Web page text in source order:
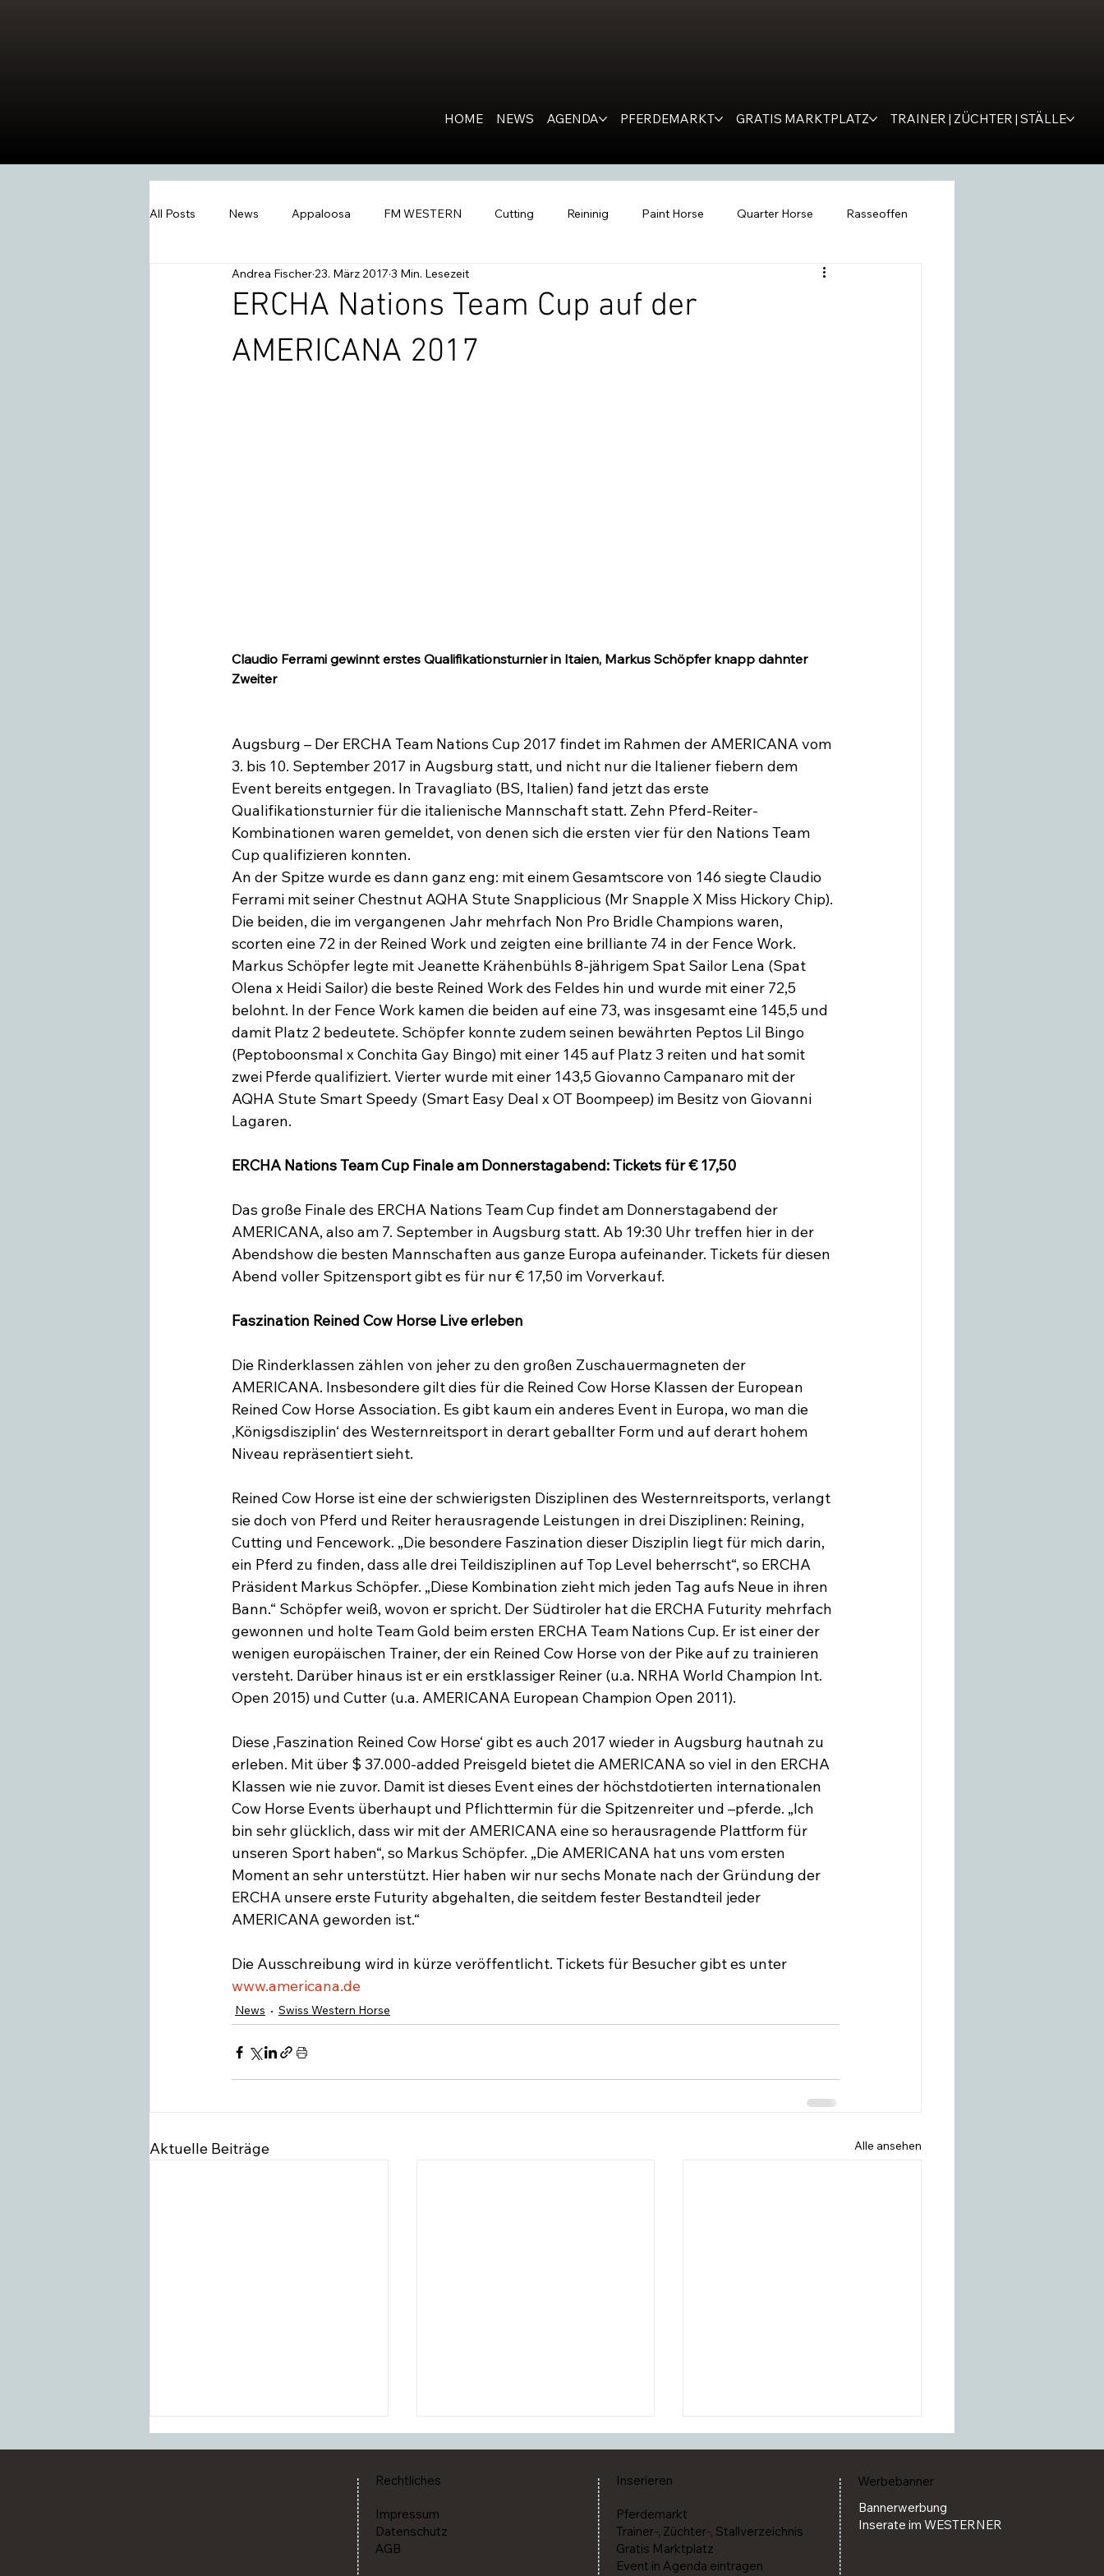
HOME NEWS AGENDA PFERDEMARKT GRATIS MARKTPLATZ TRAINER | ZÜCHTER | STÄLLE
All Posts News Appaloosa FM WESTERN Cutting Reininig Paint Horse Quarter Horse Rasseoffen
Wissen Swiss Western Horse Ranch Horse WESTERNER
Extreme Trail Western People Inside the Barn
ERCHA Nations Team Cup auf der
AMERICANA 2017
Andrea Fischer 23. März 2017 3 Min. Lesezeit
Claudio Ferrami gewinnt erstes Qualifikationsturnier in Itaien, Markus Schöpfer knapp dahnter
Zweiter
Augsburg – Der ERCHA Team Nations Cup 2017 findet im Rahmen der AMERICANA vom
3. bis 10. September 2017 in Augsburg statt, und nicht nur die Italiener fiebern dem
Event bereits entgegen. In Travagliato (BS, Italien) fand jetzt das erste
Qualifikationsturnier für die italienische Mannschaft statt. Zehn Pferd-Reiter-
Kombinationen waren gemeldet, von denen sich die ersten vier für den Nations Team
Cup qualifizieren konnten.
An der Spitze wurde es dann ganz eng: mit einem Gesamtscore von 146 siegte Claudio
Ferrami mit seiner Chestnut AQHA Stute Snapplicious (Mr Snapple X Miss Hickory Chip).
Die beiden, die im vergangenen Jahr mehrfach Non Pro Bridle Champions waren,
scorten eine 72 in der Reined Work und zeigten eine brilliante 74 in der Fence Work.
Markus Schöpfer legte mit Jeanette Krähenbühls 8-jährigem Spat Sailor Lena (Spat
Olena x Heidi Sailor) die beste Reined Work des Feldes hin und wurde mit einer 72,5
belohnt. In der Fence Work kamen die beiden auf eine 73, was insgesamt eine 145,5 und
damit Platz 2 bedeutete. Schöpfer konnte zudem seinen bewährten Peptos Lil Bingo
(Peptoboonsmal x Conchita Gay Bingo) mit einer 145 auf Platz 3 reiten und hat somit
zwei Pferde qualifiziert. Vierter wurde mit einer 143,5 Giovanno Campanaro mit der
AQHA Stute Smart Speedy (Smart Easy Deal x OT Boompeep) im Besitz von Giovanni
Lagaren.
ERCHA Nations Team Cup Finale am Donnerstagabend: Tickets für € 17,50
Das große Finale des ERCHA Nations Team Cup findet am Donnerstagabend der
AMERICANA, also am 7. September in Augsburg statt. Ab 19:30 Uhr treffen hier in der
Abendshow die besten Mannschaften aus ganze Europa aufeinander. Tickets für diesen
Abend voller Spitzensport gibt es für nur € 17,50 im Vorverkauf.
Faszination Reined Cow Horse Live erleben
Die Rinderklassen zählen von jeher zu den großen Zuschauermagneten der
AMERICANA. Insbesondere gilt dies für die Reined Cow Horse Klassen der European
Reined Cow Horse Association. Es gibt kaum ein anderes Event in Europa, wo man die
‚Königsdisziplin‘ des Westernreitsport in derart geballter Form und auf derart hohem
Niveau repräsentiert sieht.
Reined Cow Horse ist eine der schwierigsten Disziplinen des Westernreitsports, verlangt
sie doch von Pferd und Reiter herausragende Leistungen in drei Disziplinen: Reining,
Cutting und Fencework. „Die besondere Faszination dieser Disziplin liegt für mich darin,
ein Pferd zu finden, dass alle drei Teildisziplinen auf Top Level beherrscht“, so ERCHA
Präsident Markus Schöpfer. „Diese Kombination zieht mich jeden Tag aufs Neue in ihren
Bann.“ Schöpfer weiß, wovon er spricht. Der Südtiroler hat die ERCHA Futurity mehrfach
gewonnen und holte Team Gold beim ersten ERCHA Team Nations Cup. Er ist einer der
wenigen europäischen Trainer, der ein Reined Cow Horse von der Pike auf zu trainieren
versteht. Darüber hinaus ist er ein erstklassiger Reiner (u.a. NRHA World Champion Int.
Open 2015) und Cutter (u.a. AMERICANA European Champion Open 2011).
Diese ‚Faszination Reined Cow Horse‘ gibt es auch 2017 wieder in Augsburg hautnah zu
erleben. Mit über $ 37.000-added Preisgeld bietet die AMERICANA so viel in den ERCHA
Klassen wie nie zuvor. Damit ist dieses Event eines der höchstdotierten internationalen
Cow Horse Events überhaupt und Pflichttermin für die Spitzenreiter und –pferde. „Ich
bin sehr glücklich, dass wir mit der AMERICANA eine so herausragende Plattform für
unseren Sport haben“, so Markus Schöpfer. „Die AMERICANA hat uns vom ersten
Moment an sehr unterstützt. Hier haben wir nur sechs Monate nach der Gründung der
ERCHA unsere erste Futurity abgehalten, die seitdem fester Bestandteil jeder
AMERICANA geworden ist.“
Die Ausschreibung wird in kürze veröffentlicht. Tickets für Besucher gibt es unter
www.americana.de
News Swiss Western Horse
Aktuelle Beiträge Alle ansehen
Rechtliches
Impressum
Datenschutz
AGB
Inserieren
Pferdemarkt
Trainer-, Züchter-, Stallverzeichnis
Gratis Marktplatz
Event in Agenda eintragen
Werbebanner
Bannerwerbung
Inserate im WESTERNER